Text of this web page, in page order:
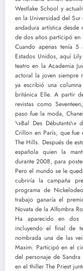
Westlake School y
en la Universidad del
andadura artística desde
de dos años participó en
Cuando apenas tenía
Estados Unidos, aquí
teatro en la Academia
actoral la joven siempre
ya escribió una
británica Elle. A partir
revistas como
paso fue la moda,
\»Bal Des
Crillon en París, que fue
The Hills. Después de
española quien la
durante 2008, para
Pero el mundo se le
cubriría la campaña
programa de
trabajo ganaría el
Novata de la Alfombra
Ha aparecido en dos
incluyendo el final de
nombrada una de las
Maxim. Participó en el
del personaje de
en el thiller The Priest